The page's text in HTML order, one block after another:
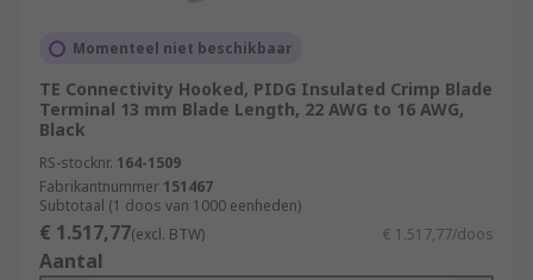
Momenteel niet beschikbaar
TE Connectivity Hooked, PIDG Insulated Crimp Blade
Terminal 13 mm Blade Length, 22 AWG to 16 AWG,
Black
RS-stocknr. 164-1509
Fabrikantnummer 151467
Subtotaal (1 doos van 1000 eenheden)
€ 1.517,77(excl. BTW) € 1.517,77/doos
Aantal